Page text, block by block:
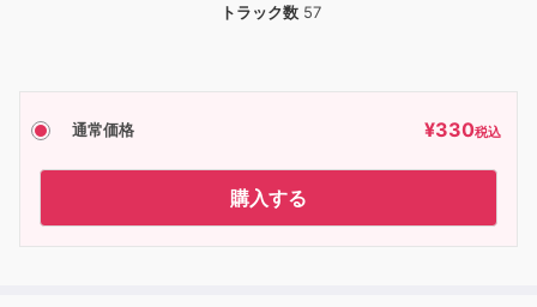
トラック数 57
通常価格 ¥330税込
購入する